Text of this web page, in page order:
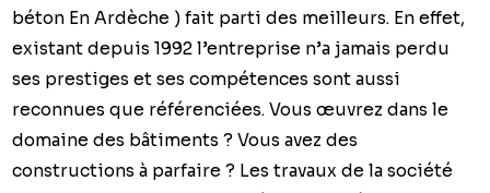
béton En Ardèche ) fait parti des meilleurs. En effet,
existant depuis 1992 l’entreprise n’a jamais perdu
ses prestiges et ses compétences sont aussi
reconnues que référenciées. Vous œuvrez dans le
domaine des bâtiments ? Vous avez des
constructions à parfaire ? Les travaux de la société